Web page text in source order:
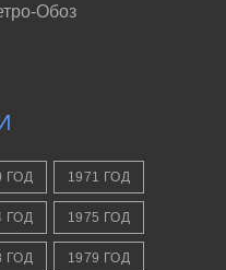
Обоз
ГОД 1971 ГОД
ГОД 1975 ГОД
ГОД 1979 ГОД